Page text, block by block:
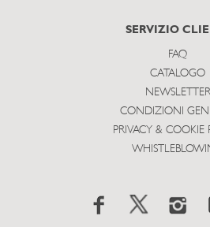
SERVIZIO
FAQ
CATALOGO
NEWSLETTER
CONDIZIONI
PRIVACY & COOKIE